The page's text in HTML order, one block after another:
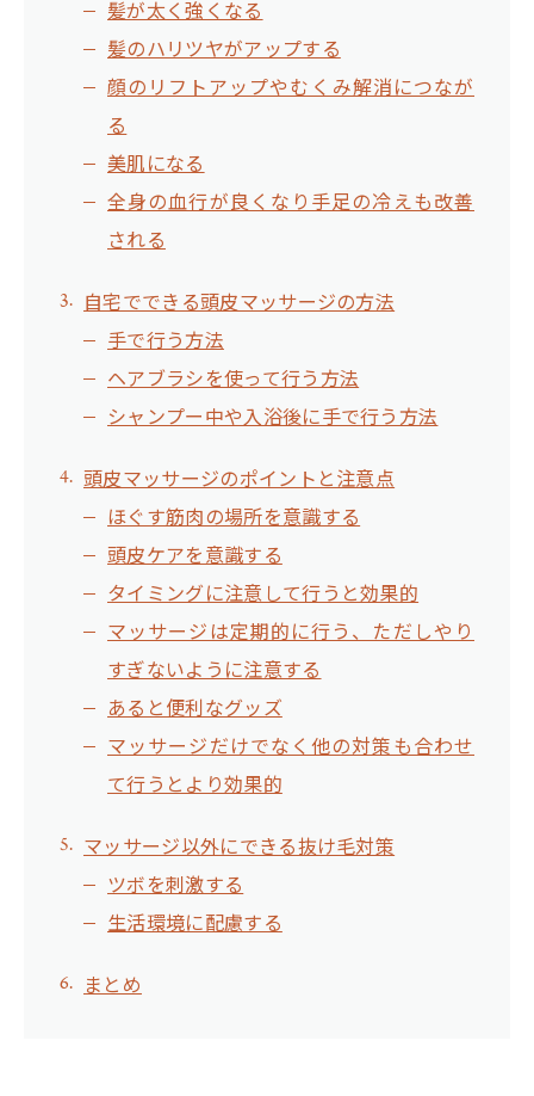
髪が太く強くなる
髪のハリツヤがアップする
顔のリフトアップやむくみ解消につなが
る
美肌になる
全身の血行が良くなり手足の冷えも改善
される
自宅でできる頭皮マッサージの方法
手で行う方法
ヘアブラシを使って行う方法
シャンプー中や入浴後に手で行う方法
頭皮マッサージのポイントと注意点
ほぐす筋肉の場所を意識する
頭皮ケアを意識する
タイミングに注意して行うと効果的
マッサージは定期的に行う、ただしやり
すぎないように注意する
あると便利なグッズ
マッサージだけでなく他の対策も合わせ
て行うとより効果的
マッサージ以外にできる抜け毛対策
ツボを刺激する
生活環境に配慮する
まとめ